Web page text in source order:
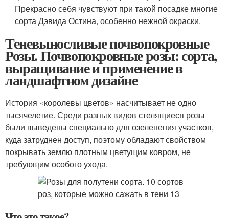
Прекрасно себя чувствуют при такой посадке многие
сорта Дэвида Остина, особенно нежной окраски.
Теневыносливые почвопокровные
Розы. Почвопокровные розы: сорта,
выращивание и применение в
ландшафтном дизайне
История «королевы цветов» насчитывает не одно
тысячелетие. Среди разных видов стелящиеся розы
были выведены специально для озеленения участков,
куда затруднен доступ, поэтому обладают свойством
покрывать землю плотным цветущим ковром, не
требующим особого ухода.